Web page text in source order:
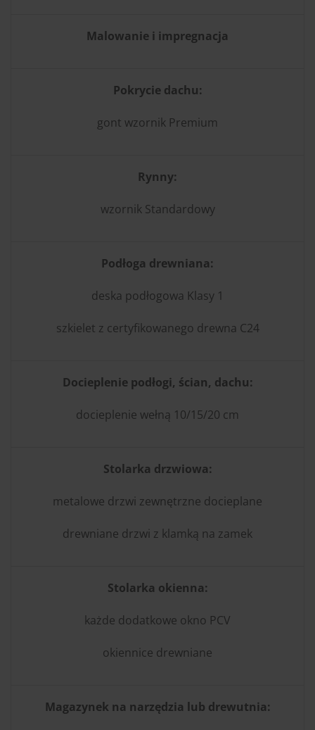
Malowanie i impregnacja
Pokrycie dachu:
gont wzornik Premium
Rynny:
wzornik Standardowy
Podłoga drewniana:
deska podłogowa Klasy 1
szkielet z certyfikowanego drewna C24
Docieplenie podłogi, ścian, dachu:
docieplenie wełną 10/15/20 cm
Stolarka drzwiowa:
metalowe drzwi zewnętrzne docieplane
drewniane drzwi z klamką na zamek
Stolarka okienna:
każde dodatkowe okno PCV
okiennice drewniane
Magazynek na narzędzia lub drewutnia: